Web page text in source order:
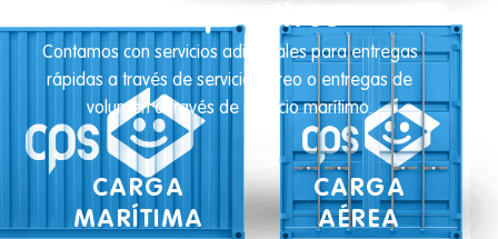
corporativos
Contamos con servicios adicionales para entregas
rápidas a través de servicio aéreo o entregas de
volumen a través de servicio marítimo.
CARGA
MARÍTIMA
CARGA
AÉREA